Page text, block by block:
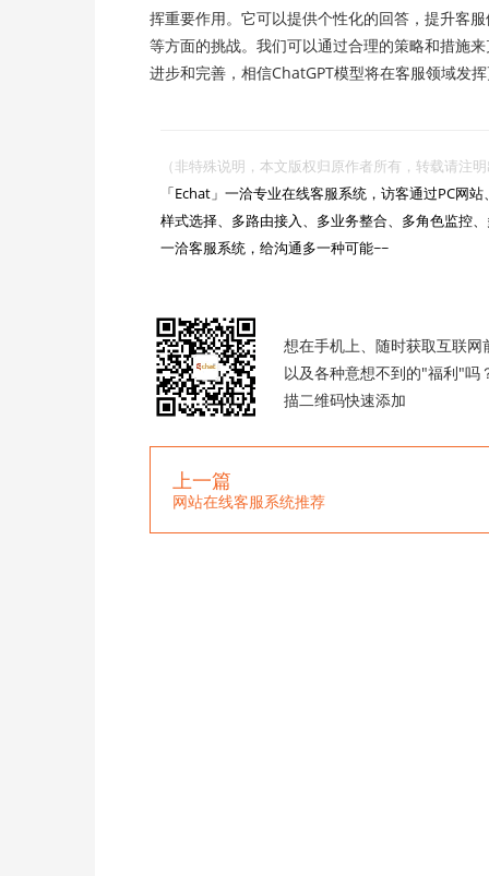
挥重要作用。它可以提供个性化的回答，提升客
等方面的挑战。我们可以通过合理的策略和措施
进步和完善，相信ChatGPT模型将在客服领域发
（非特殊说明，本文版权归原作者所有，转载请
「Echat」一洽专业在线客服系统，访客通过PC网
样式选择、多路由接入、多业务整合、多角色监控
一洽客服系统，给沟通多一种可能~~
想在手机上、随时获取互联网
以及各种意想不到的"福利"吗
描二维码快速添加
上一篇
网站在线客服系统推荐